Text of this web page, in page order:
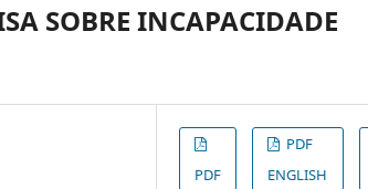
SOBRE INCAPACIDADE
PDF
PDF
ENGLISH